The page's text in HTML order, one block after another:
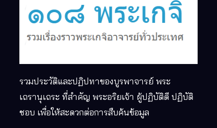
รวมประวัติและปฏิปทาของบูรพาจารย์ พระ
เถรานุเถระ ที่สำคัญ พระอริยเจ้า ผู้ปฏิบัติดี ปฏิบัติ
ชอบ เพื่อให้สะดวกต่อการสืบค้นข้อมูล